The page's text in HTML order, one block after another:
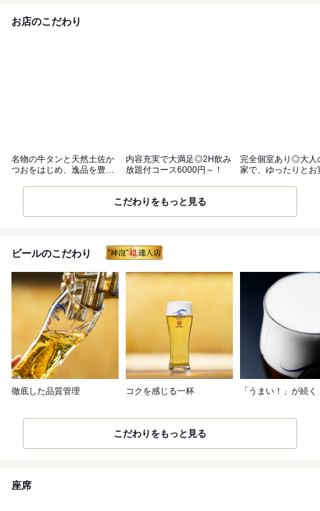
お店のこだわり
名物の牛タンと天然土佐か
つおをはじめ、逸品を豊富
内容充実で大満足◎2H飲み
放題付コース6000円～！
完全個室あり◎大人
家で、ゆったりとお
こだわりをもっと見る
ビールのこだわり
徹底した品質管理 コクを感じる一杯 「うまい！」が続く
こだわりをもっと見る
座席